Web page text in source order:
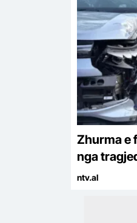
Zhurma e
nga
vjeçarit
ntv.al